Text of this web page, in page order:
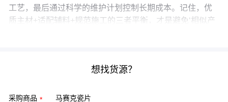
工艺，最后通过科学的维护计划控制长期成本。记住，优
质主材+适配辅料+规范施工的三者平衡，才是避免‘相似产
想找货源？
采购商品